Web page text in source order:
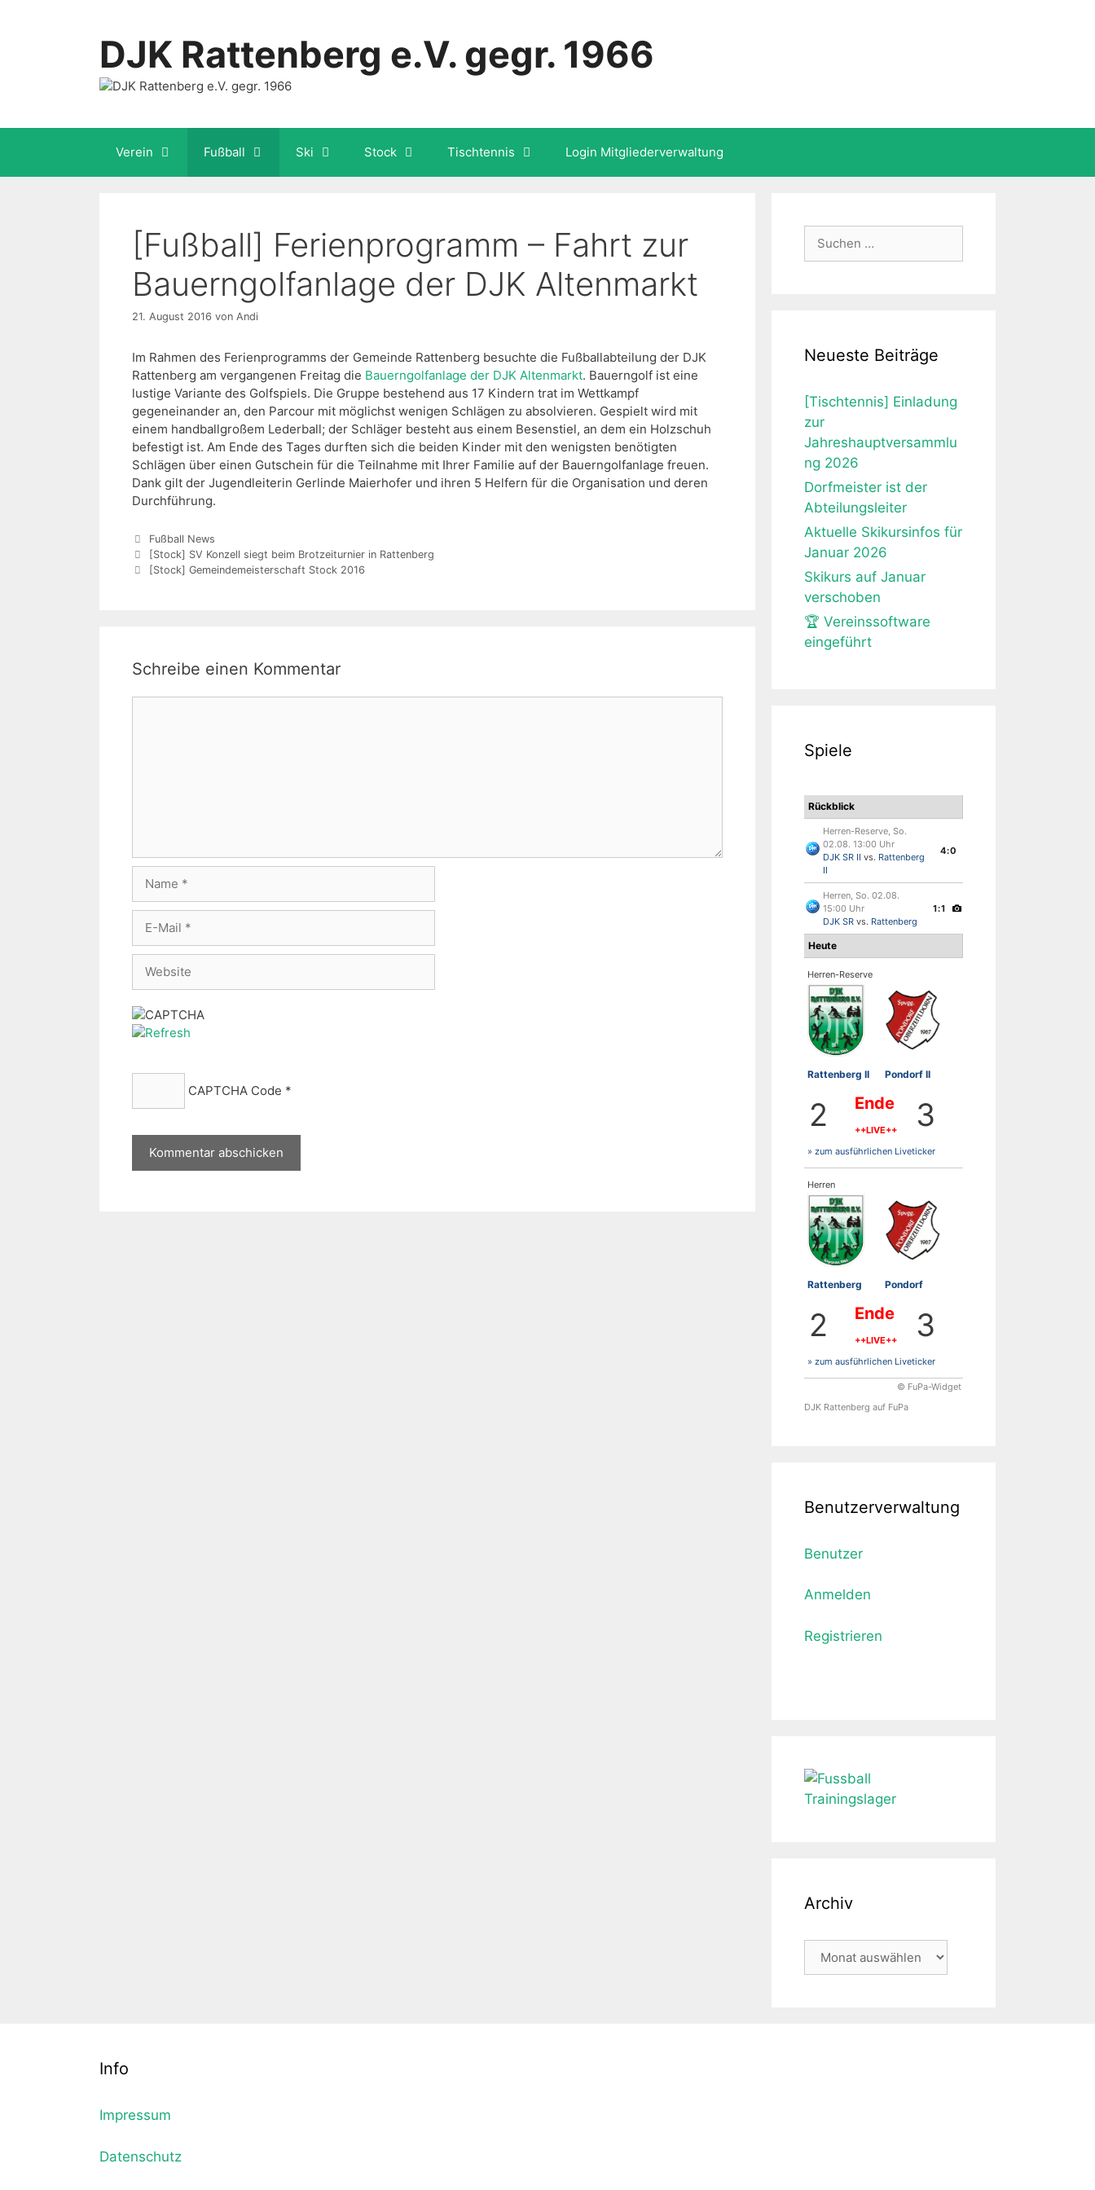
DJK Rattenberg e.V. gegr. 1966
Verein Fußball Ski Stock Tischtennis Login Mitgliederverwaltung
[Fußball] Ferienprogramm – Fahrt zur
Bauerngolfanlage der DJK Altenmarkt
21. August 2016 von Andi
Im Rahmen des Ferienprogramms der Gemeinde Rattenberg besuchte die Fußballabteilung der DJK
Rattenberg am vergangenen Freitag die Bauerngolfanlage der DJK Altenmarkt. Bauerngolf ist eine
lustige Variante des Golfspiels. Die Gruppe bestehend aus 17 Kindern trat im Wettkampf
gegeneinander an, den Parcour mit möglichst wenigen Schlägen zu absolvieren. Gespielt wird mit
einem handballgroßem Lederball; der Schläger besteht aus einem Besenstiel, an dem ein Holzschuh
befestigt ist. Am Ende des Tages durften sich die beiden Kinder mit den wenigsten benötigten
Schlägen über einen Gutschein für die Teilnahme mit Ihrer Familie auf der Bauerngolfanlage freuen.
Dank gilt der Jugendleiterin Gerlinde Maierhofer und ihren 5 Helfern für die Organisation und deren
Durchführung.
Kategorien
Fußball News
[Stock] SV Konzell siegt beim Brotzeiturnier in Rattenberg
[Stock] Gemeindemeisterschaft Stock 2016
Schreibe einen Kommentar
Mail
CAPTCHA Code *
Neueste Beiträge
[Tischtennis] Einladung
zur
Jahreshauptversammlu
ng 2026
Dorfmeister ist der
Abteilungsleiter
Aktuelle Skikursinfos für
Januar 2026
Skikurs auf Januar
verschoben
🏆 Vereinssoftware
eingeführt
Spiele
Rückblick
Herren-Reserve, So.
02.08. 13:00 Uhr
DJK SR II vs. Rattenberg
II
4:0
Herren, So. 02.08.
15:00 Uhr
DJK SR vs. Rattenberg
1:1
Heute
Herren-Reserve
Rattenberg II Pondorf II
2 Ende
++LIVE++ 3
» zum ausführlichen Liveticker
Herren
Rattenberg Pondorf
2 Ende
++LIVE++ 3
» zum ausführlichen Liveticker
© FuPa-Widget
DJK Rattenberg auf FuPa
Benutzerverwaltung
Benutzer
Anmelden
Registrieren
Archiv
Archiv
Info
Impressum
Datenschutz